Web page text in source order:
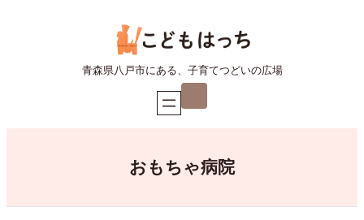
青森県八戸市にある、子育てつどいの広場
ア
コ
ン
おもちゃ病院